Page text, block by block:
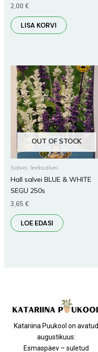
2,00 €
LISA KORVI
OUT OF STOCK
Salvei, leeksalvei
Hall salvei BLUE & WHITE
SEGU 250s
3,65 €
LOE EDASI
Katariina Puukool on avatud
augustikuus:
Esmaspäev – suletud